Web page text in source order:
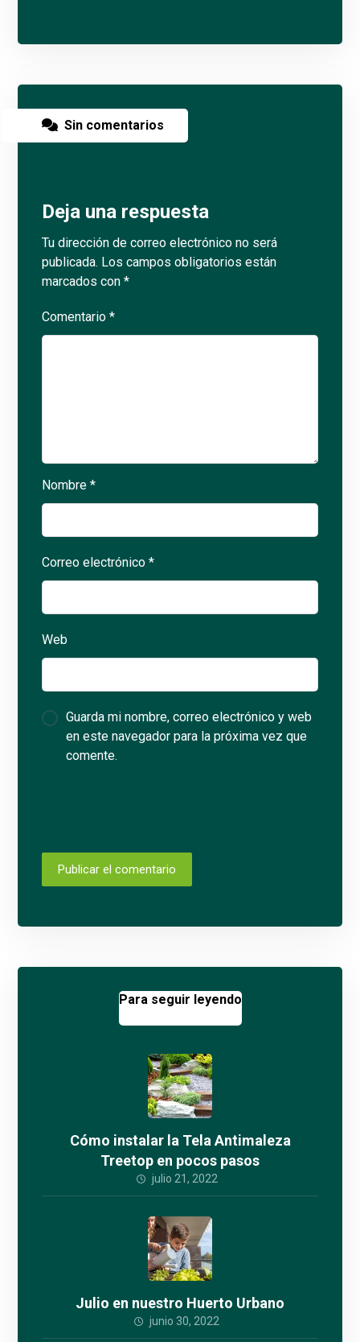
Sin comentarios
Deja una respuesta
Tu dirección de correo electrónico no será
publicada. Los campos obligatorios están
marcados con*
Comentario*
Nombre*
Correo electrónico*
Web
Guarda mi nombre, correo electrónico y web
en este navegador para la próxima vez que
comente.
Publicar el comentario
Para seguir leyendo
Cómo instalar la Tela Antimaleza
Treetop en pocos pasos
julio 21, 2022
Julio en nuestro Huerto Urbano
junio 30, 2022